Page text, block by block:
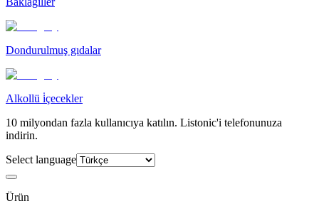
Dondurulmuş gıdalar
Alkollü i̇çecekler
10 milyondan fazla kullanıcıya katılın. Listonic'i telefonunuza
indirin.
Select language
Ürün